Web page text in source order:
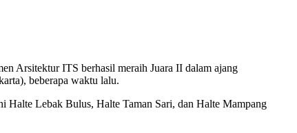
Arsitektur ITS berhasil meraih Juara II dalam ajang
beberapa waktu lalu.
Halte Lebak Bulus, Halte Taman Sari, dan Halte Mampang